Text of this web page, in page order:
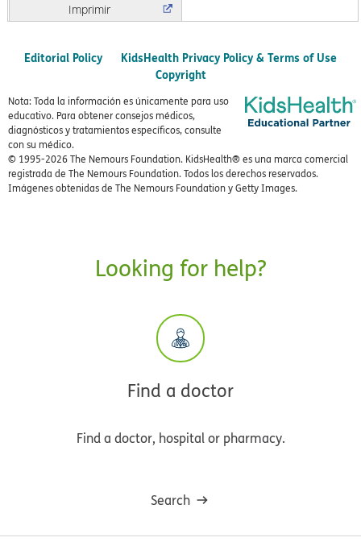
Imprimir
Editorial Policy
KidsHealth Privacy Policy & Terms of Use
Copyright
Nota: Toda la información es únicamente para uso
educativo. Para obtener consejos médicos,
diagnósticos y tratamientos específicos, consulte
con su médico.
© 1995-2026 The Nemours Foundation. KidsHealth® es una marca comercial
registrada de The Nemours Foundation. Todos los derechos reservados.
Imágenes obtenidas de The Nemours Foundation y Getty Images.
Looking for help?
Find a doctor
Find a doctor, hospital or pharmacy.
Search